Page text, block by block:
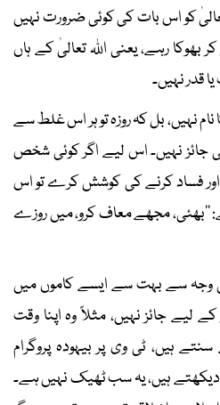
کو اس بات کی کوئی ضرورت نہیں
بھوکا رہے، یعنی اﷲ تعالیٰ کے ہاں
قدر نہیں۔
نام نہیں، بل کہ روزہ تو ہر اس غلط سے
جائز نہیں۔ اس لیے اگر کوئی شخص
اور فساد کرنے کی کوشش کرے تو اس
’’بھئی، مجھے معاف کرو، میں روزے
وجہ سے بہت سے ایسے کاموں میں
لیے جائز نہیں، مثلاً وہ اپنا وقت
ہیں، ٹی وی پر بیہودہ پروگرام
دیکھتے ہیں، یہ سب ٹھیک نہیں ہے۔